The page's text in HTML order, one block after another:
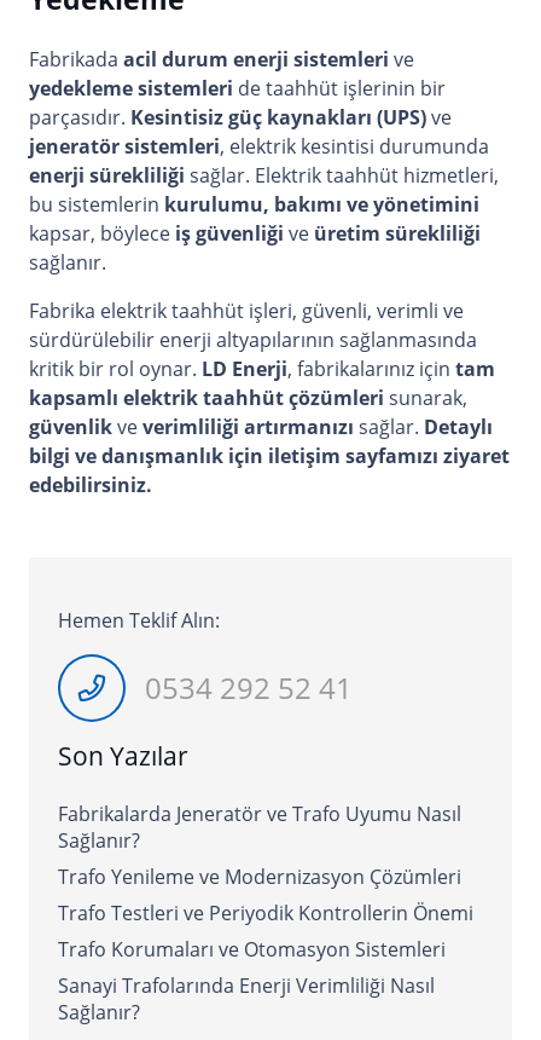
Fabrikada acil durum enerji sistemleri ve
yedekleme sistemleri de taahhüt işlerinin bir
parçasıdır. Kesintisiz güç kaynakları (UPS)ve
jeneratör sistemleri, elektrik kesintisi durumunda
enerji sürekliliği sağlar. Elektrik taahhüt hizmetleri,
bu sistemlerin kurulumu, bakımı ve yönetimini
kapsar, böylece iş güvenliği ve üretim sürekliliği
sağlanır.
Fabrika elektrik taahhüt işleri, güvenli, verimli ve
sürdürülebilir enerji altyapılarının sağlanmasında
kritik bir rol oynar. LD Enerji, fabrikalarınız için tam
kapsamlı elektrik taahhüt çözümleri sunarak,
güvenlikveverimliliği artırmanızı sağlar. Detaylı
bilgi ve danışmanlık için iletişim sayfamızı ziyaret
edebilirsiniz.
Hemen Teklif Alın:
0534 292 52 41
Son Yazılar
Fabrikalarda Jeneratör ve Trafo Uyumu Nasıl
Sağlanır?
Trafo Yenileme ve Modernizasyon Çözümleri
Trafo Testleri ve Periyodik Kontrollerin Önemi
Trafo Korumaları ve Otomasyon Sistemleri
Sanayi Trafolarında Enerji Verimliliği Nasıl
Sağlanır?